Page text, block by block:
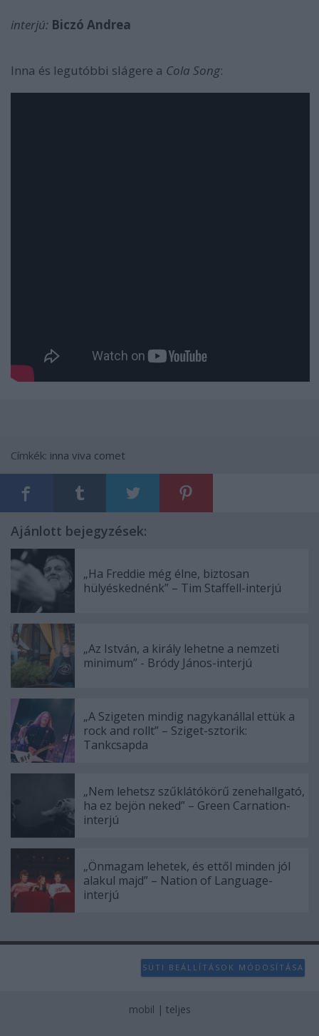
interjú: Biczó Andrea
Inna és legutóbbi slágere a Cola Song:
Címkék: inna viva comet
Ajánlott bejegyzések:
„Ha Freddie még élne, biztosan
hülyéskednénk” – Tim Staffell-interjú
„Az István, a király lehetne a nemzeti
minimum” - Bródy János-interjú
„A Szigeten mindig nagykanállal ettük a
rock and rollt” – Sziget-sztorik:
Tankcsapda
„Nem lehetsz szűklátókörű zenehallgató,
ha ez bejön neked” – Green Carnation-
interjú
„Önmagam lehetek, és ettől minden jól
alakul majd” – Nation of Language-
interjú
SÜTI BEÁLLÍTÁSOK MÓDOSÍTÁSA
mobil | teljes